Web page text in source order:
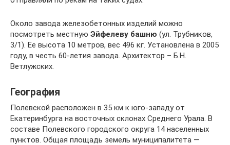
Около завода железобетонных изделий можно
посмотреть местную Эйфелеву башню (ул. Трубников,
3/1). Ее высота 10 метров, вес 496 кг. Установлена в 2005
году, в честь 60-летия завода. Архитектор – Б.Н.
Ветлужских.
География
Полевской расположен в 35 км к юго-западу от
Екатеринбурга на восточных склонах Среднего Урала. В
составе Полевского городского округа 14 населенных
пунктов. Общая площадь земель муниципалитета —